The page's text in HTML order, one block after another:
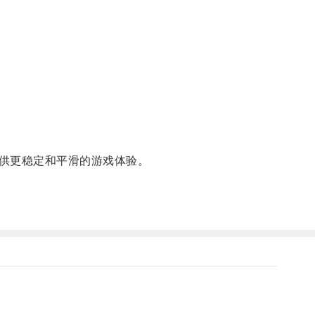
稳定和平滑的游戏体验。